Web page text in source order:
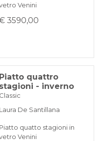
Venini
3590,00
Piatto quattro
stagioni - inverno
Classic
Laura De Santillana
Piatto quatto stagioni in
Venini